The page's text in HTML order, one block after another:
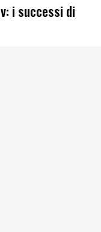
i successi di